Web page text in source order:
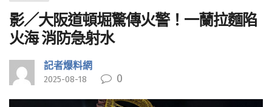
影／大阪道頓堀驚傳火警！一蘭拉麵陷
火海 消防急射水
記者爆料網
2025-08-18 0